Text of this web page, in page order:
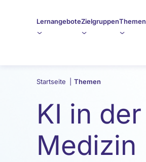
LernangeboteZielgruppenThemen
Startseite Themen
KI in der
Medizin